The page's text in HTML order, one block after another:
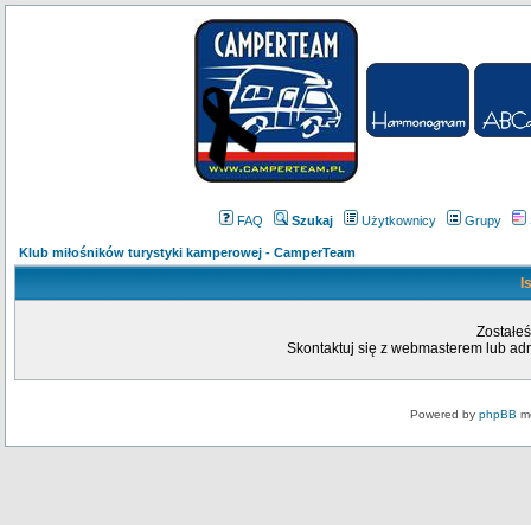
FAQ Szukaj Użytkownicy Grupy
Klub miłośników turystyki kamperowej - CamperTeam
Skontaktuj się z webmasterem lub
Powered by phpBB